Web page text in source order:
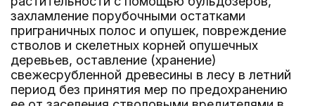
захламление порубочными остатками
приграничных полос и опушек, повреждение
стволов и скелетных корней опушечных
деревьев, оставление (хранение)
свежесрубленной древесины в лесу в летний
период без принятия мер по предохранению